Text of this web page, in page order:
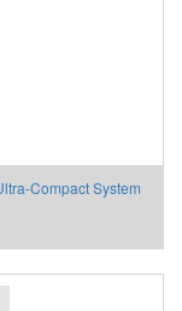
Compact System